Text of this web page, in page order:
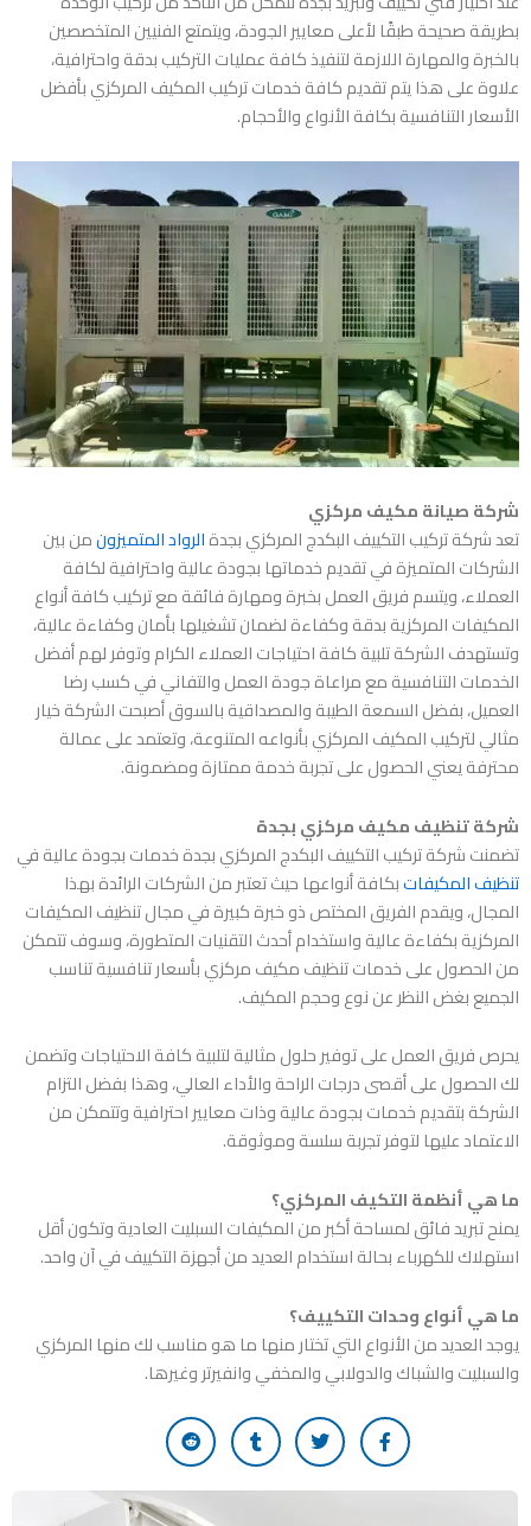
بطريقة صحيحة طبقًا لأعلى معايير الجودة، ويتمتع الفنيين المتخصصين
بالخبرة والمهارة اللازمة لتنفيذ كافة عمليات التركيب بدقة واحترافية،
علاوة على هذا يتم تقديم كافة خدمات تركيب المكيف المركزي بأفضل
الأسعار التنافسية بكافة الأنواع والأحجام.
شركة صيانة مكيف مركزي
تعدشركة تركيب التكييف البكدج المركزي بجدةالرواد المتميزونمن بين
الشركات المتميزة في تقديم خدماتها بجودة عالية واحترافية لكافة
العملاء، ويتسم فريق العمل بخبرة ومهارة فائقة مع تركيب كافة أنواع
المكيفات المركزية بدقة وكفاءة لضمان تشغيلها بأمان وكفاءة عالية،
وتستهدف الشركة تلبية كافة احتياجات العملاء الكرام وتوفر لهم أفضل
الخدمات التنافسية مع مراعاة جودة العمل والتفاني في كسب رضا
العميل، بفضل السمعة الطيبة والمصداقية بالسوق أصبحت الشركة خيار
مثالي لتركيب المكيف المركزي بأنواعه المتنوعة، وتعتمد على عمالة
محترفة يعني الحصول على تجربة خدمة ممتازة ومضمونة.
شركة تنظيف مكيف مركزي بجدة
تضمنتشركة تركيب التكييف البكدج المركزي بجدةخدمات بجودة عالية في
تنظيف المكيفاتبكافة أنواعها حيث تعتبر من الشركات الرائدة بهذا
المجال، ويقدم الفريق المختص ذو خبرة كبيرة في مجال تنظيف المكيفات
المركزية بكفاءة عالية واستخدام أحدث التقنيات المتطورة، وسوف تتمكن
من الحصول على خدمات تنظيف مكيف مركزي بأسعار تنافسية تناسب
الجميع بغض النظر عن نوع وحجم المكيف.
يحرص فريق العمل على توفير حلول مثالية لتلبية كافة الاحتياجات وتضمن
لك الحصول على أقصى درجات الراحة والأداء العالي، وهذا بفضل التزام
الشركة بتقديم خدمات بجودة عالية وذات معايير احترافية وتتمكن من
الاعتماد عليها لتوفر تجربة سلسة وموثوقة.
ما هي أنظمة التكيف المركزي؟
يمنح تبريد فائق لمساحة أكبر من المكيفات السبليت العادية وتكون أقل
استهلاك للكهرباء بحالة استخدام العديد من أجهزة التكييف في آن واحد.
ما هي أنواع وحدات التكييف؟
يوجد العديد من الأنواع التي تختار منها ما هو مناسب لك منها المركزي
والسبليت والشباك والدولابي والمخفي وانفيرتر وغيرها.